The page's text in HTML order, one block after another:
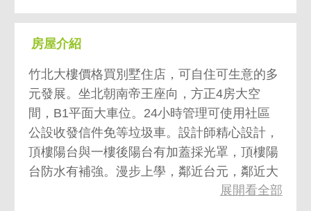
房屋介紹
竹北大樓價格買別墅住店，可自住可生意的多
元發展。坐北朝南帝王座向，方正4房大空
間，B1平面大車位。24小時管理可使用社區
公設收發信件免等垃圾車。設計師精心設計，
頂樓陽台與一樓後陽台有加蓋採光罩，頂樓陽
台防水有補強。漫步上學，鄰近台元，鄰近大
展開看全部